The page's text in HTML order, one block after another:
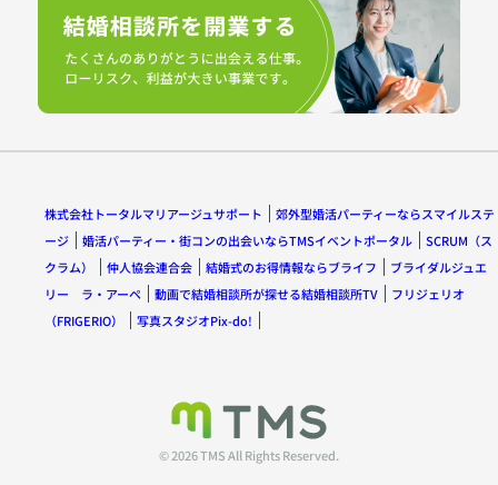
株式会社トータルマリアージュサポート
郊外型婚活パーティーならスマイルステ
ージ
婚活パーティー・街コンの出会いならTMSイベントポータル
SCRUM（ス
クラム）
仲人協会連合会 結婚式のお得情報ならブライフ
ブライダルジュエ
リー ラ・アーペ
動画で結婚相談所が探せる結婚相談所TV
フリジェリオ
（FRIGERIO）
写真スタジオPix-do!
© 2026 TMS All Rights Reserved.